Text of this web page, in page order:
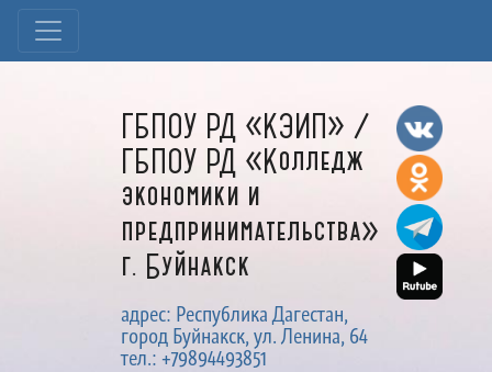
ГБПОУ РД «КЭИП» /
ГБПОУ РД «Колледж
экономики и
предпринимательства»
г. Буйнакск
адрес: Республика Дагестан,
город Буйнакск, ул. Ленина, 64
тел.: +79894493851